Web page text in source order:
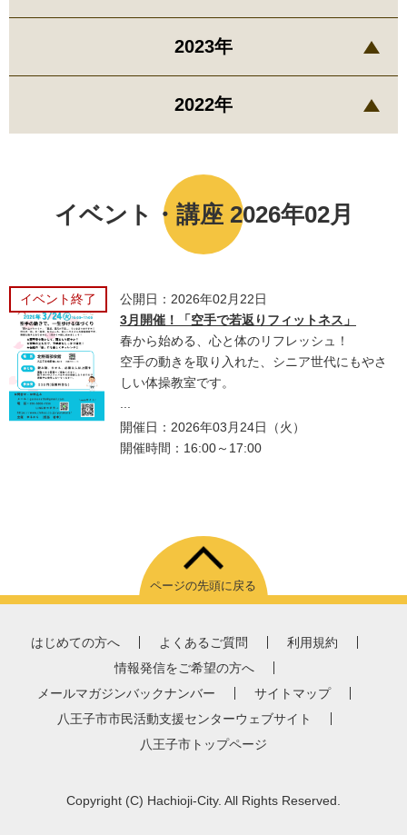
イベント・講座 2026年02月
イベント終了
公開日：2026年02月22日
3月開催！「空手で若返りフィットネス」
春から始める、心と体のリフレッシュ！
空手の動きを取り入れた、シニア世代にもやさ
しい体操教室です。
開催日：2026年03月24日（火）
開催時間：16:00～17:00
2023年
2022年
ページの先頭に戻る
はじめての方へ よくあるご質問
利用規約
情報発信をご希望の方へ
メールマガジンバックナンバー
サイトマップ
八王子市市民活動支援センターウェブサイト
八王子市トップページ
Copyright (C) Hachioji-City. All Rights Reserved.